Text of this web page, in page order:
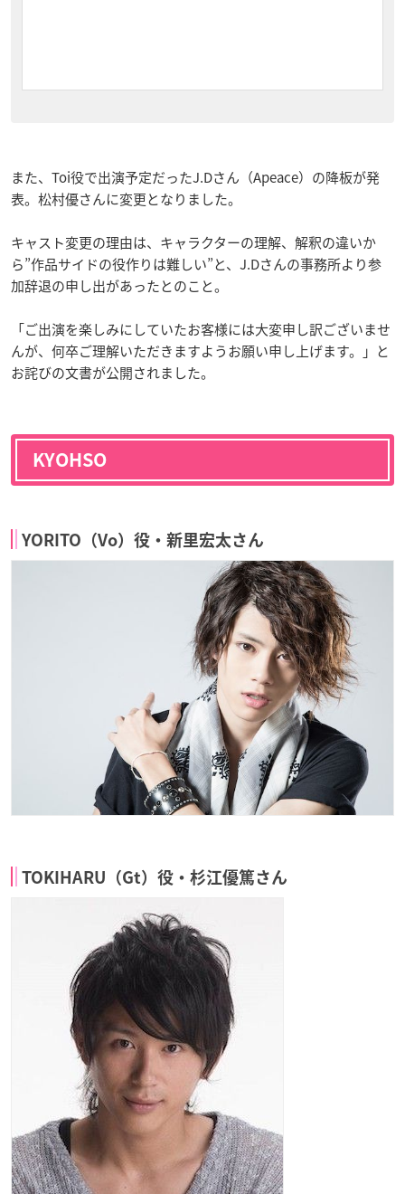
また、Toi役で出演予定だったJ.Dさん（Apeace）の降板が発
表。松村優さんに変更となりました。
キャスト変更の理由は、キャラクターの理解、解釈の違いか
ら”作品サイドの役作りは難しい”と、J.Dさんの事務所より参
加辞退の申し出があったとのこと。
「ご出演を楽しみにしていたお客様には大変申し訳ございませ
んが、何卒ご理解いただきますようお願い申し上げます。」と
お詫びの文書が公開されました。
KYOHSO
YORITO（Vo）役・新里宏太さん
TOKIHARU（Gt）役・杉江優篤さん